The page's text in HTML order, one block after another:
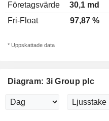
Företagsvärde
30,1 md
Fri-Float
97,87 %
* Uppskattade data
Diagram: 3i Group plc